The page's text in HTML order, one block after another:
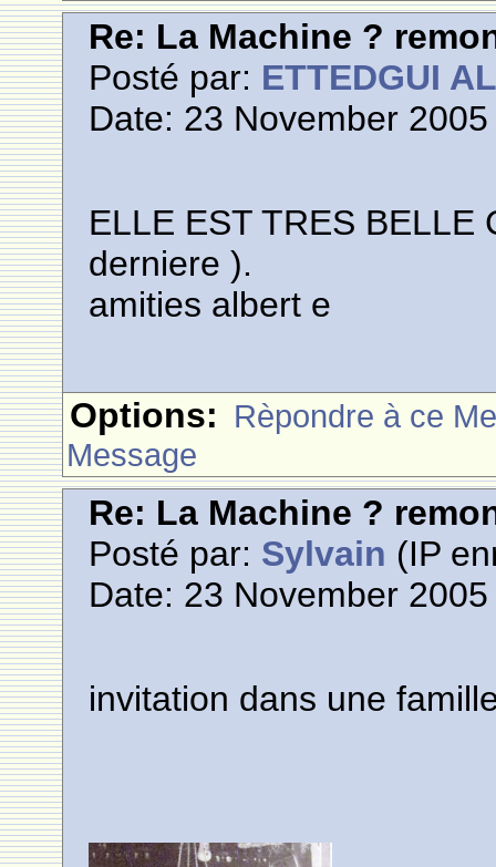
Re: La Machine ?
Posté par: ETTEDGUI
Date: 23 November
ELLE EST TRES BELLE
derniere ).
amities albert e
Options: Rèpondre à ce
Message
Re: La Machine ?
Posté par: Sylvain (IP
Date: 23 November
invitation dans une